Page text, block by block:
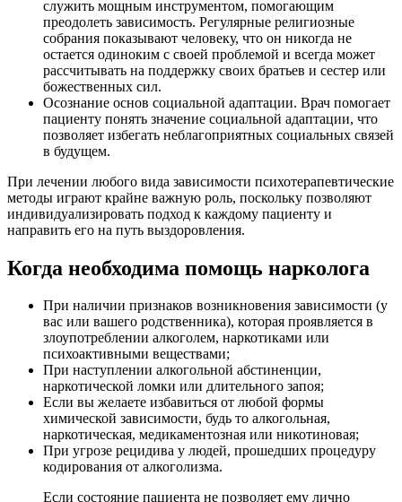
служить мощным инструментом, помогающим
преодолеть зависимость. Регулярные религиозные
собрания показывают человеку, что он никогда не
остается одиноким с своей проблемой и всегда может
рассчитывать на поддержку своих братьев и сестер или
божественных сил.
Осознание основ социальной адаптации. Врач помогает
пациенту понять значение социальной адаптации, что
позволяет избегать неблагоприятных социальных связей
в будущем.
При лечении любого вида зависимости психотерапевтические
методы играют крайне важную роль, поскольку позволяют
индивидуализировать подход к каждому пациенту и
направить его на путь выздоровления.
Когда необходима помощь нарколога
При наличии признаков возникновения зависимости (у
вас или вашего родственника), которая проявляется в
злоупотреблении алкоголем, наркотиками или
психоактивными веществами;
При наступлении алкогольной абстиненции,
наркотической ломки или длительного запоя;
Если вы желаете избавиться от любой формы
химической зависимости, будь то алкогольная,
наркотическая, медикаментозная или никотиновая;
При угрозе рецидива у людей, прошедших процедуру
кодирования от алкоголизма.
Если состояние пациента не позволяет ему лично